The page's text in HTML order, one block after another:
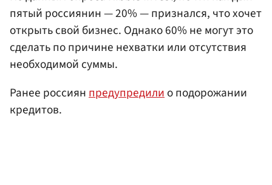
пятый россиянин — 20% — признался, что хочет
открыть свой бизнес. Однако 60% не могут это
сделать по причине нехватки или отсутствия
необходимой суммы.
Ранее россиянпредупредилио подорожании
кредитов.